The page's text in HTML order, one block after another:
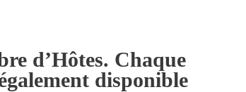
d’Hôtes. Chaque
disponible